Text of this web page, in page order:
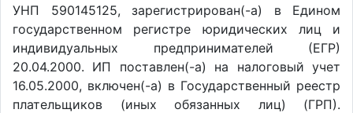
УНП 590145125, зарегистрирован(-а) в Едином
государственном регистре юридических лиц и
индивидуальных предпринимателей (ЕГР)
20.04.2000. ИП поставлен(-a) на налоговый учет
16.05.2000, включен(-a) в Государственный реестр
плательщиков (иных обязанных лиц) (ГРП).